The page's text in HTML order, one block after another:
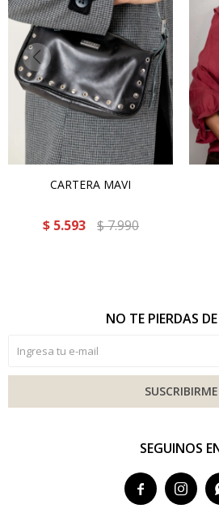
CARTERA MAVI
$ 5.593 $7.990
SEGUINOS
 
NO TE PIERDAS
SUSCRIBIRME